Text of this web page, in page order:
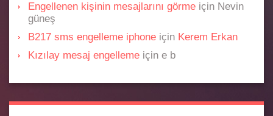
Engellenen kişinin mesajlarını görme için Nevin
güneş
B217 sms engelleme iphone için Kerem Erkan
Kızılay mesaj engelleme için e b